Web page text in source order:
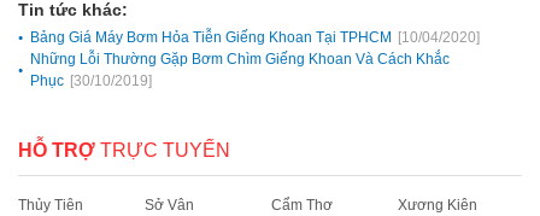
Tin tức khác:
Bảng Giá Máy Bơm Hỏa Tiễn Giếng Khoan Tại TPHCM
[10/04/2020]
Những Lỗi Thường Gặp Bơm Chìm Giếng Khoan Và Cách Khắc
Phục [30/10/2019]
HỖ TRỢ TRỰC TUYẾN
Thủy Tiên
Sở Vân
Cẩm Thơ
Xương Kiên